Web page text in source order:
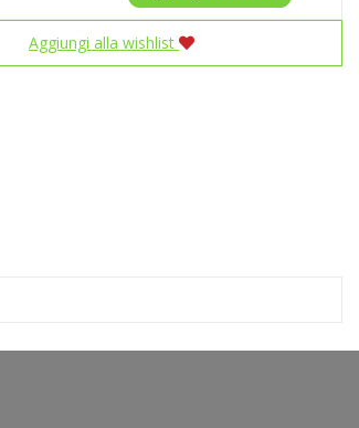
Aggiungi alla wishlist